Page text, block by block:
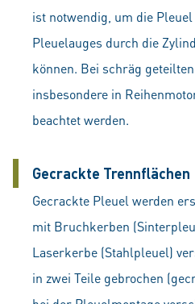
ist notwendig, um die
Pleuelauges durch die
können. Bei schräg
insbesondere in
beachtet werden.
Gecrackte Trennflächen
Gecrackte Pleuel werden
mit Bruchkerben
Laserkerbe (Stahlpleuel)
in zwei Teile gebrochen